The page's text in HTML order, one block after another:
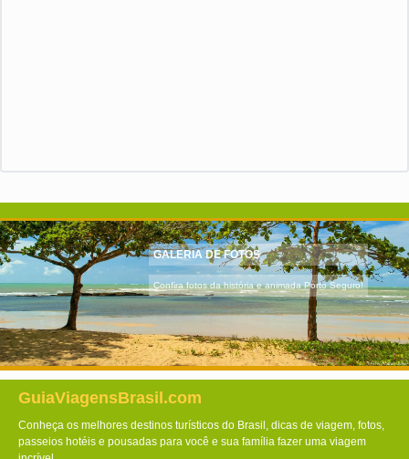
GALERIA DE FOTOS
Confira fotos da história e animada Porto Seguro!
GuiaViagensBrasil.com
Conheça os melhores destinos turísticos do Brasil, dicas de viagem, fotos,
passeios hotéis e pousadas para você e sua família fazer uma viagem